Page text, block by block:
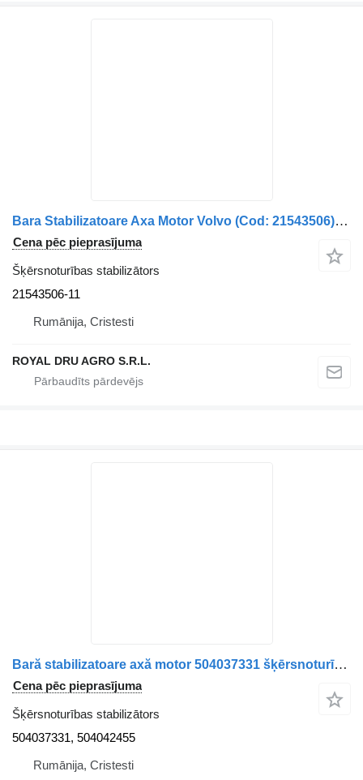
Bara Stabilizatoare Axa Motor Volvo (Cod: 21543506) 21543506-11 šķērsnoturības stabilizātors paredzēts kravas automašīnas
Cena pēc pieprasījuma
Šķērsnoturības stabilizātors
21543506-11
Rumānija, Cristesti
ROYAL DRU AGRO S.R.L.
Bară stabilizatoare axă motor 504037331 šķērsnoturības stabilizātors paredzēts Irisbus 504037331 / 504042455 kravas automašīnas
Cena pēc pieprasījuma
Šķērsnoturības stabilizātors
504037331, 504042455
Rumānija, Cristesti